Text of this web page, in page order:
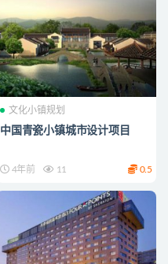
文化小镇规划
中国青瓷小镇城市设计项目
4年前 11 0.5